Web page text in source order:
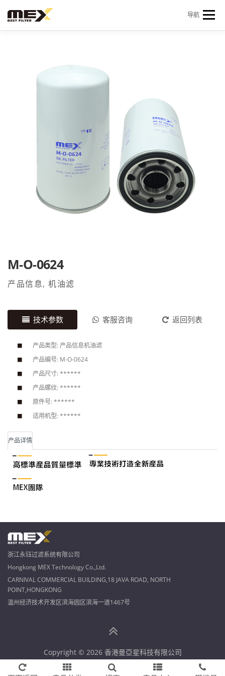
导航
新闻 & 资讯
M-O-0624
产品信息, 机油滤
技术参数 客服咨询 返回列表
产品类型: 产品信息机油滤
产品编号: M-O-0624
产品尺寸: ******
产品螺纹: ******
原件号: ******
适用机型: ******
产品详情
浙江永钰过滤系统有限公司
Hongkong MEX Technology Co.,Ltd.
CARNIVAL COMMERCIAL BUILDING,18 JAVA ROAD, NORTH
POINT,HONGKONG
温州经济技术开发区滨海园区滨海一道1467号
Copyright © 2026 香港曼亞星科技有限公司